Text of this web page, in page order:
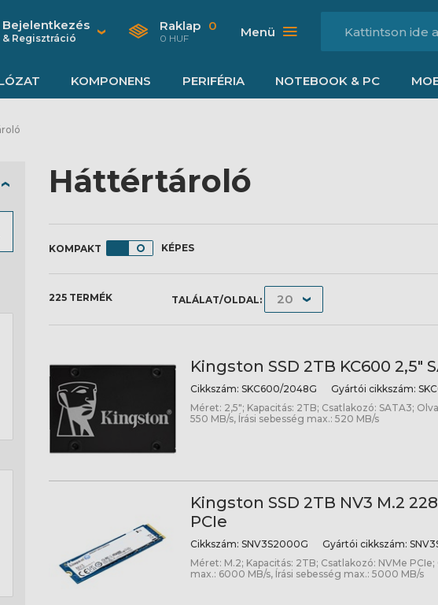
Bejelentkezés
& Regisztráció
Raklap 0
0 HUF Menü
KOMPONENS PERIFÉRIA NOTEBOOK & PC
Háttértároló
KÉPES
225 TERMÉK TALÁLAT/OLDAL:
Kingston SSD 2TB KC600 2,5"
Cikkszám: SKC600/2048G Gyártói cikkszám:
Méret: 2,5"; Kapacitás: 2TB; Csatlakozó: SATA3;
550 MB/s, Írási sebesség max.: 520 MB/s
Kingston SSD 2TB NV3 M.2
PCIe
Cikkszám: SNV3S2000G Gyártói cikkszám:
Méret: M.2; Kapacitás: 2TB; Csatlakozó: NVMe
max.: 6000 MB/s, Írási sebesség max.: 5000 MB/s